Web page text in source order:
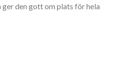
den gott om plats för hela